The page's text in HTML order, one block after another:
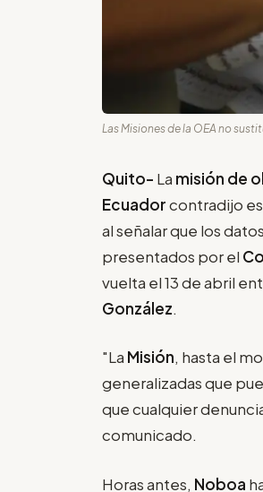
Las Misiones de la OEA no
Quito- La misión de
Ecuadorcontradijo
al señalar que los
presentados por el
vuelta el 13 de abril
González.
"La Misión, hasta el
generalizadas que
que cualquier
comunicado.
Horas antes, Noboa